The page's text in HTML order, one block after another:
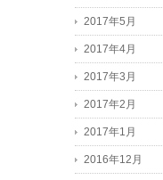
2017年5月
2017年4月
2017年3月
2017年2月
2017年1月
2016年12月